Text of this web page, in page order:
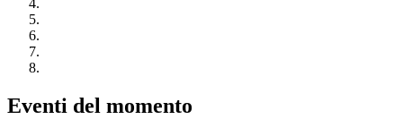
Eventi del momento